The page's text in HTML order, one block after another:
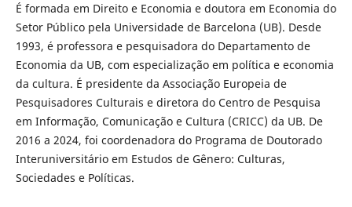
É formada em Direito e Economia e doutora em Economia do
Setor Público pela Universidade de Barcelona (UB). Desde
1993, é professora e pesquisadora do Departamento de
Economia da UB, com especialização em política e economia
da cultura. É presidente da Associação Europeia de
Pesquisadores Culturais e diretora do Centro de Pesquisa
em Informação, Comunicação e Cultura (CRICC) da UB. De
2016 a 2024, foi coordenadora do Programa de Doutorado
Interuniversitário em Estudos de Gênero: Culturas,
Sociedades e Políticas.